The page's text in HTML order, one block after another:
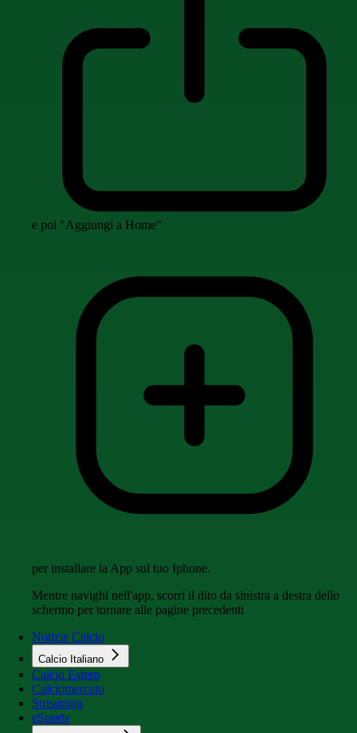
e poi "Aggiungi a Home"
per installare la App sul tuo Iphone.
Mentre navighi nell'app, scorri il dito da sinistra a destra dello
schermo per tornare alle pagine precedenti
Notizie Calcio
Calcio Italiano
Calcio Estero
Calciomercato
Streaming
eSports